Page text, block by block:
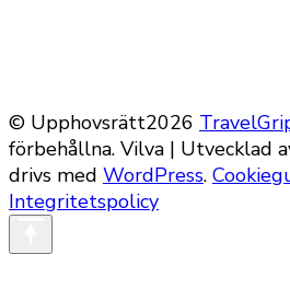
© Upphovsrätt2026
förbehållna. Vilva | Utvecklad
drivs med WordPress.
Integritetspolicy